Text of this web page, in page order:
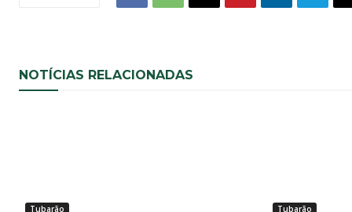
NOTÍCIAS RELACIONADAS
Tubarão Tubarão